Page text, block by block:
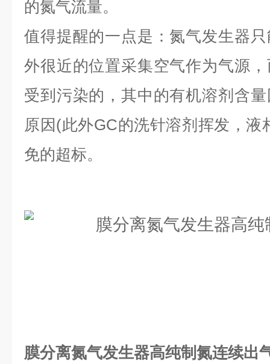
的氮气流量。
值得提醒的一点是：氮气发生器
外很近的位置采集空气作为气源
受到污染的，其中的有机溶剂含
原因(此外GC的洗针溶剂挥发，液
免的超标。
膜分离氮气发生器高纯制氮连续出